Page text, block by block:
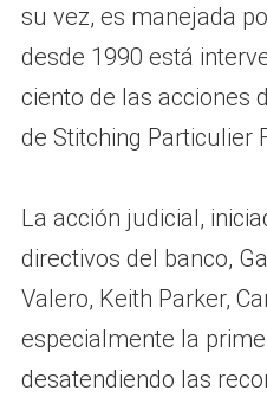
su vez, es manejada
desde 1990 está
ciento de las acciones
de Stitching Particulier
La acción judicial,
directivos del banco,
Valero, Keith Parker,
especialmente la
desatendiendo las